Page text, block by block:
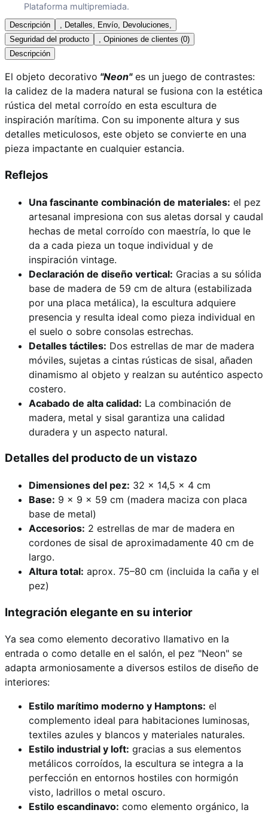
Plataforma multipremiada.
Descripción
, Detalles, Envío, Devoluciones,
Seguridad del producto
, Opiniones de clientes (0)
Descripción
El objeto decorativo "Neon"es un juego de contrastes:
la calidez de la madera natural se fusiona con la estética
rústica del metal corroído en esta escultura de
inspiración marítima. Con su imponente altura y sus
detalles meticulosos, este objeto se convierte en una
pieza impactante en cualquier estancia.
Reflejos
Una fascinante combinación de materiales: el pez
artesanal impresiona con sus aletas dorsal y caudal
hechas de metal corroído con maestría, lo que le
da a cada pieza un toque individual y de
inspiración vintage.
Declaración de diseño vertical: Gracias a su sólida
base de madera de 59 cm de altura (estabilizada
por una placa metálica), la escultura adquiere
presencia y resulta ideal como pieza individual en
el suelo o sobre consolas estrechas.
Detalles táctiles: Dos estrellas de mar de madera
móviles, sujetas a cintas rústicas de sisal, añaden
dinamismo al objeto y realzan su auténtico aspecto
costero.
Acabado de alta calidad: La combinación de
madera, metal y sisal garantiza una calidad
duradera y un aspecto natural.
Detalles del producto de un vistazo
Dimensiones del pez: 32 x 14,5 x 4 cm
Base: 9 x 9 x 59 cm (madera maciza con placa
base de metal)
Accesorios: 2 estrellas de mar de madera en
cordones de sisal de aproximadamente 40 cm de
largo.
Altura total: aprox. 75–80 cm (incluida la caña y el
pez)
Integración elegante en su interior
Ya sea como elemento decorativo llamativo en la
entrada o como detalle en el salón, el pez "Neon" se
adapta armoniosamente a diversos estilos de diseño de
interiores:
Estilo marítimo moderno y Hamptons: el
complemento ideal para habitaciones luminosas,
textiles azules y blancos y materiales naturales.
Estilo industrial y loft: gracias a sus elementos
metálicos corroídos, la escultura se integra a la
perfección en entornos hostiles con hormigón
visto, ladrillos o metal oscuro.
Estilo escandinavo: como elemento orgánico, la